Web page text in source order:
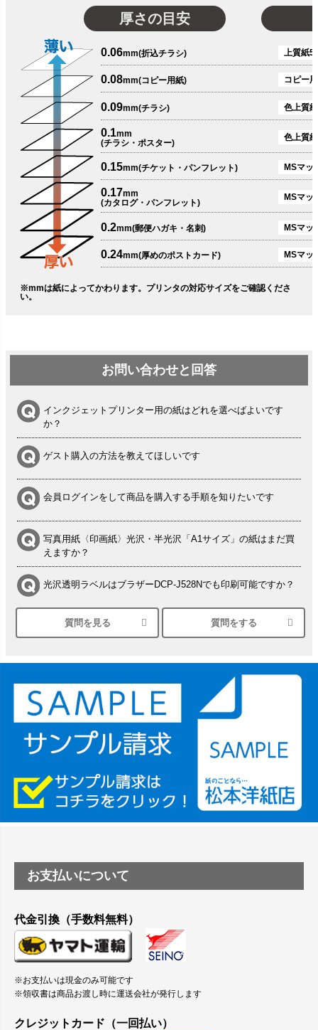
厚さの目安
0.06mm(折込チラシ) 上質紙
0.08mm(コピー用紙) コピー
0.09mm(チラシ) 色上質
0.1mm
(チラシ・ポスター)
色上質
0.15mm(チケット・パンフレット) MSマッ
0.17mm
(カタログ・パンフレット)
MSマッ
0.2mm(郵便ハガキ・名刺) MSマッ
0.24mm(厚めのポストカード) MSマッ
※mmは紙によってかわります。プリンタの対応サイズをご確認くださ
い。
お問い合わせと回答
インクジェットプリンター用の紙はどれを選べばよいです
か？
ゲスト購入の方法を教えてほしいです
会員ログインをして商品を購入する手順を知りたいです
写真用紙〈印画紙〉光沢・半光沢「A1サイズ」の紙はまだ買
えますか？
光沢透明ラベルはブラザーDCP-J528Nでも印刷可能ですか？
シルバーペーパーにEPSON EP-30VAで印刷するときの設定
は？
ーSC-P8050に対応してますか
塩ビのロール紙で離型紙が透明の商品はありますか
つや消し半透明ラベルのロールタイプはありますか？
縦420mm×横650mmの包装紙に適した紙はありますか？
質問を見る 質問をする
お支払いについて
代金引換（手数料無料）
※お支払いは現金のみ可能です
※領収書は商品お渡し時に運送会社が発行します
クレジットカード（一回払い）